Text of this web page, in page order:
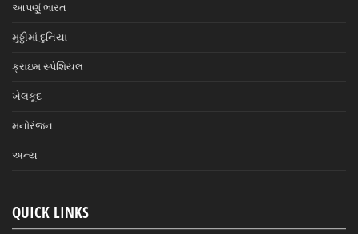
આપણું ભારત
મુઠ્ઠીમાં દુનિયા
ક્રાઇમ સ્પેશિયલ
ખેલકૂદ
મનોરંજન
અન્ય
QUICK LINKS